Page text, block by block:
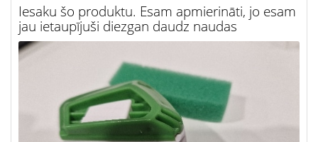
Iesaku šo produktu. Esam apmierināti, jo esam
jau ietaupījuši diezgan daudz naudas